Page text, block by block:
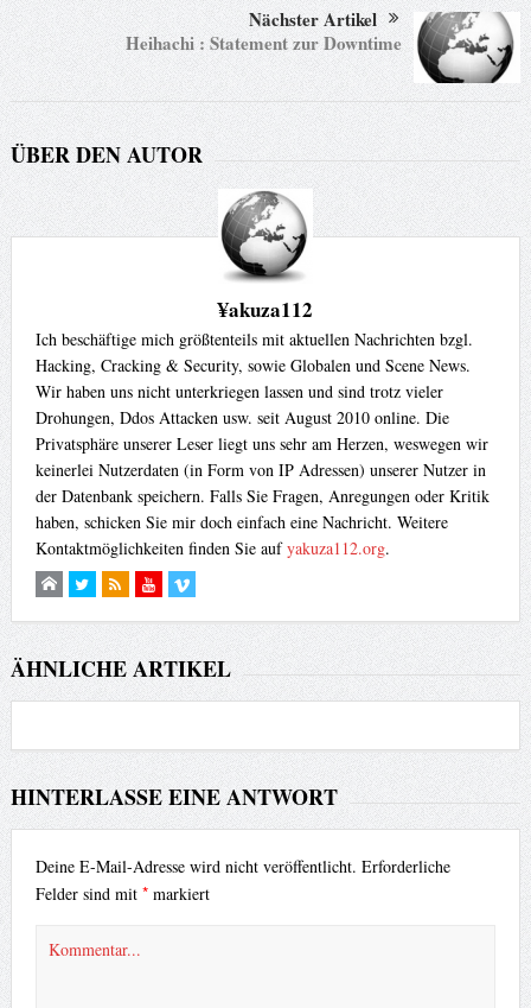
Nächster Artikel
Heihachi : Statement zur Downtime
ÜBER DEN AUTOR
¥akuza112
Ich beschäftige mich größtenteils mit aktuellen Nachrichten bzgl.
Hacking, Cracking & Security, sowie Globalen und Scene News.
Wir haben uns nicht unterkriegen lassen und sind trotz vieler
Drohungen, Ddos Attacken usw. seit August 2010 online. Die
Privatsphäre unserer Leser liegt uns sehr am Herzen, weswegen wir
keinerlei Nutzerdaten (in Form von IP Adressen) unserer Nutzer in
der Datenbank speichern. Falls Sie Fragen, Anregungen oder Kritik
haben, schicken Sie mir doch einfach eine Nachricht. Weitere
Kontaktmöglichkeiten finden Sie aufyakuza112.org.
ÄHNLICHE ARTIKEL
HINTERLASSE EINE ANTWORT
Deine E-Mail-Adresse wird nicht veröffentlicht. Erforderliche
Felder sind mit *markiert